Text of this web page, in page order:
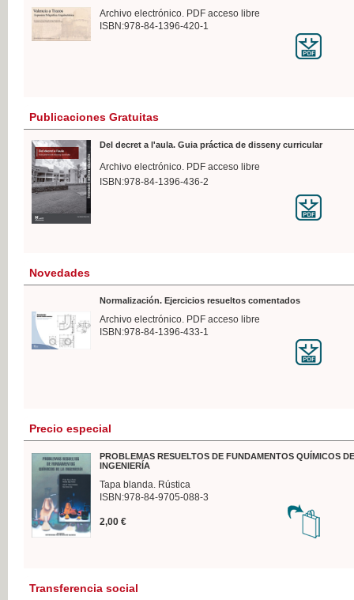
Archivo electrónico. PDF acceso libre
ISBN:978-84-1396-420-1
Publicaciones Gratuitas
Del decret a l'aula. Guia práctica de disseny curricular
Archivo electrónico. PDF acceso libre
ISBN:978-84-1396-436-2
Novedades
Normalización. Ejercicios resueltos comentados
Archivo electrónico. PDF acceso libre
ISBN:978-84-1396-433-1
Precio especial
PROBLEMAS RESUELTOS DE FUNDAMENTOS QUÍMICOS
INGENIERÍA
Tapa blanda. Rústica
ISBN:978-84-9705-088-3
2,00 €
Transferencia social